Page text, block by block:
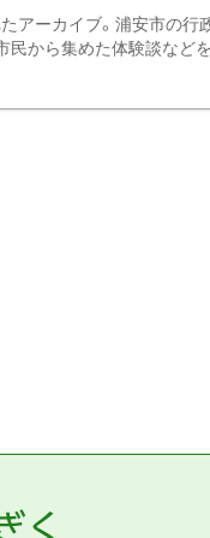
ーカイブ。浦安市の行政
から集めた体験談など